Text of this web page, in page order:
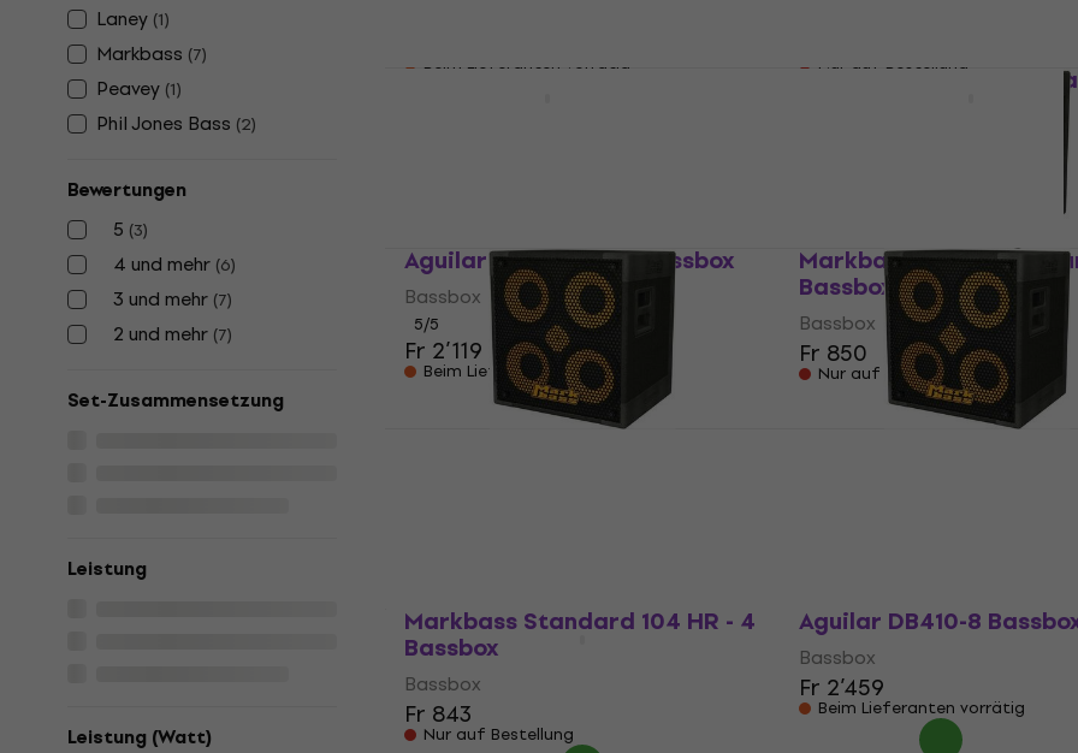
Laney (1)
Markbass (7)
Peavey (1)
Phil Jones Bass (2)
Bewertungen
5 (3)
4 und mehr (6)
3 und mehr (7)
2 und mehr (7)
Set-Zusammensetzung
Leistung
Leistung (Watt)
Beim Lieferanten vorrätig Nur auf Bestellung
Hartke 410XL V2 Bassbox Peavey Headliner 410
Aguilar SL410X-4 BK Bassbox
Bassbox
5/5
Fr 2’119
Beim Lieferanten vorrätig
Markbass MB58R 104
Bassbox
Bassbox
Fr 850
Nur auf Bestellung
Markbass MB58R 104 Pure 4 Markbass MB58R 104 P
Markbass Standard 104 HR - 4
Bassbox
Bassbox
Fr 843
Nur auf Bestellung
Aguilar DB410-8
Bassbox
Fr 2’459
Beim Lieferanten vorrätig